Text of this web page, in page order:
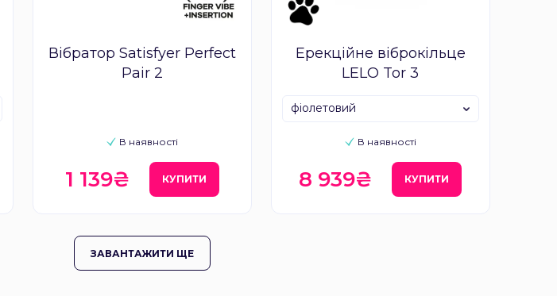
Вібратор Satisfyer Perfect
Pair 2
В наявності
1 139₴ КУПИТИ
Ерекційне віброкільце
LELO Tor 3
В наявності
фіолетовий
8 939₴ КУПИТИ
ЗАВАНТАЖИТИ ЩЕ